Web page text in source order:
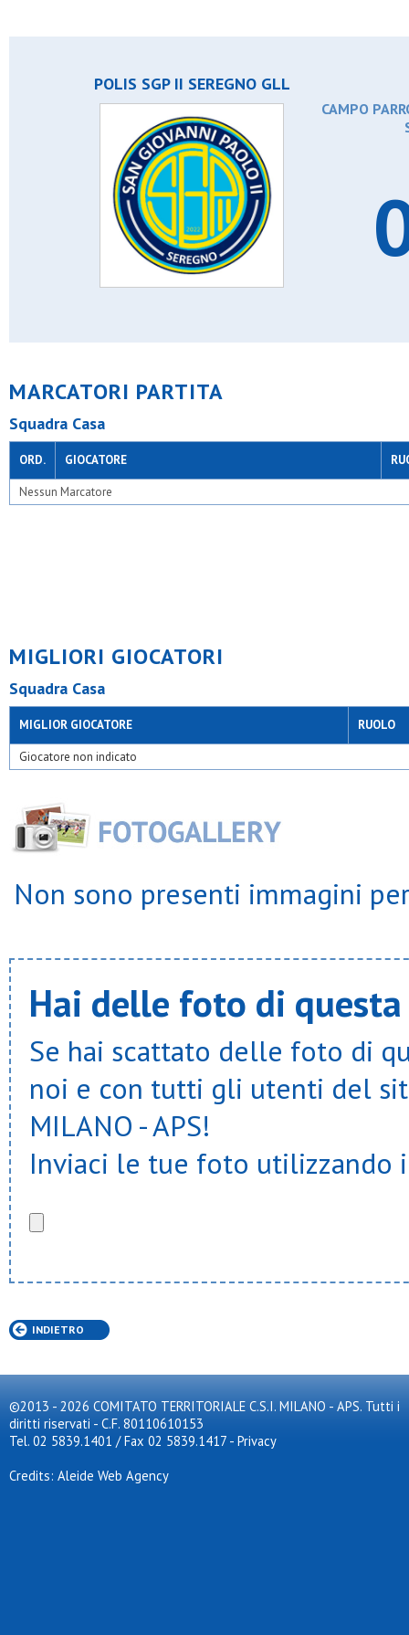
POLIS SGP II SEREGNO GLL
CAMPO
MARCATORI PARTITA
Squadra Casa
ORD. GIOCATORE
Nessun Marcatore
MIGLIORI GIOCATORI
Squadra Casa
MIGLIOR GIOCATORE RUOLO
Giocatore non indicato
Non sono presenti immagini
Hai delle foto di
Se hai scattato delle foto di
noi e con tutti gli utenti del sito
MILANO - APS!
Inviaci le tue foto utilizzando
INDIETRO
©2013 - 2026 COMITATO TERRITORIALE C.S.I. MILANO - APS. Tutti i
diritti riservati - C.F. 80110610153
Tel. 02 5839.1401 / Fax 02 5839.1417 - Privacy
Credits: Aleide Web Agency